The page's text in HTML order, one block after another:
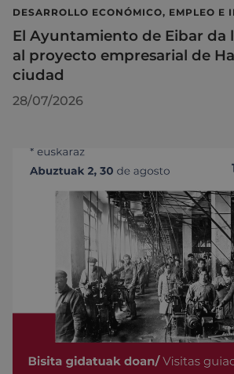
DESARROLLO ECONÓMICO, EMPLEO E
El Ayuntamiento de Eibar da
al proyecto empresarial de
ciudad
28/07/2026